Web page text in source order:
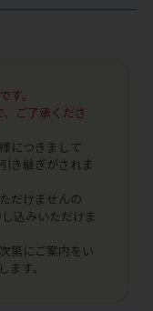
。
ご了承くださ
につきまして
き継ぎがされま
だけませんの
込みいただけま
第にご案内をい
す。